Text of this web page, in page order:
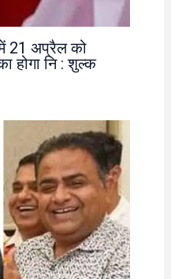
में 21 अप्रैल को
होगा नि : शुल्क